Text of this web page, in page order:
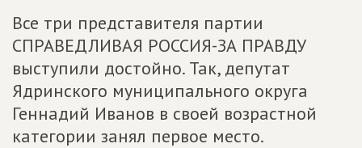
Все три представителя партии
СПРАВЕДЛИВАЯ РОССИЯ-ЗА ПРАВДУ
выступили достойно. Так, депутат
Ядринского муниципального округа
Геннадий Иванов в своей возрастной
категории занял первое место.